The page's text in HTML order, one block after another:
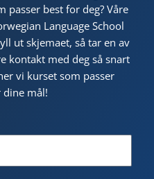
passer best for deg? Våre
Language School
ut skjemaet, så tar en av
kontakt med deg så snart
vi kurset som passer
mål!